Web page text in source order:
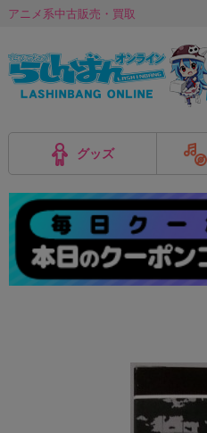
アニメ系中古販売・買取
グッズ